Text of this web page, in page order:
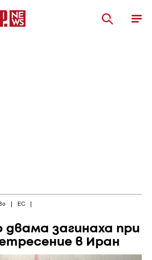
| ЕС |
двама загинаха при
в Иран